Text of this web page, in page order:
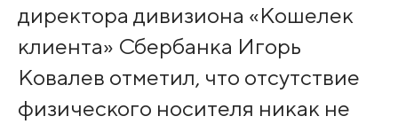
директора дивизиона «Кошелек
клиента» Сбербанка Игорь
Ковалев отметил, что отсутствие
физического носителя никак не